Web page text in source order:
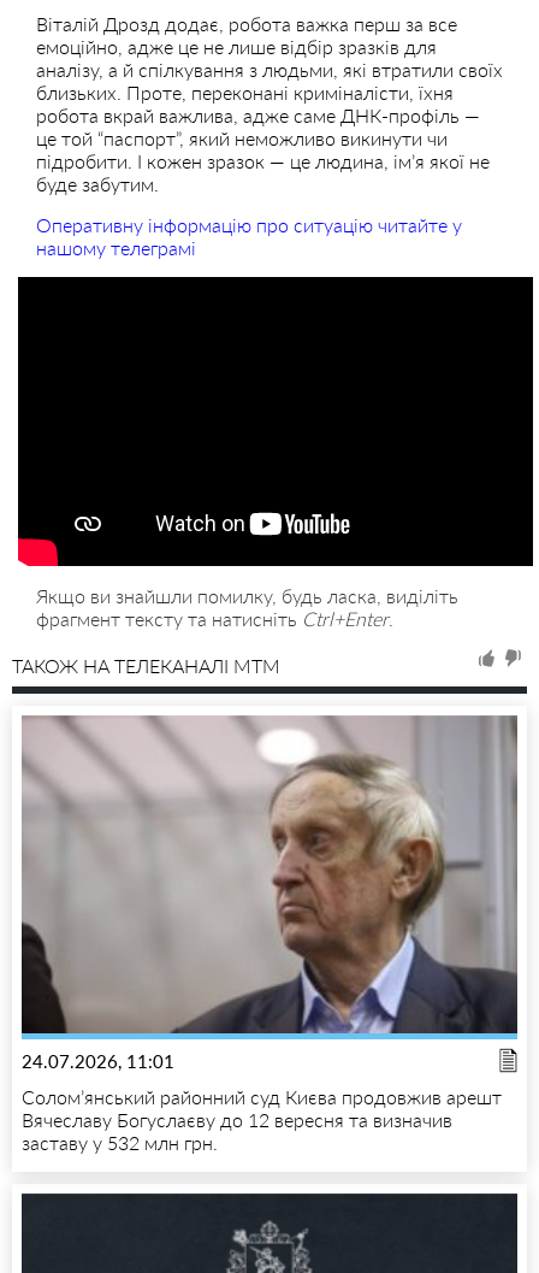
Віталій Дрозд додає, робота важка перш за все
емоційно, адже це не лише відбір зразків для
аналізу, а й спілкування з людьми, які втратили своїх
близьких. Проте, переконані криміналісти, їхня
робота вкрай важлива, адже саме ДНК-профіль —
це той “паспорт”, який неможливо викинути чи
підробити. І кожен зразок — це людина, ім’я якої не
буде забутим.
Оперативну інформацію про ситуацію читайте у
нашому телеграмі
Якщо ви знайшли помилку, будь ласка, виділіть
фрагмент тексту та натисніть Ctrl+Enter.
ТАКОЖ НА ТЕЛЕКАНАЛІ MTM
24.07.2026, 11:01
Солом’янський районний суд Києва продовжив арешт
Вячеславу Богуслаєву до 12 вересня та визначив
заставу у 532 млн грн.